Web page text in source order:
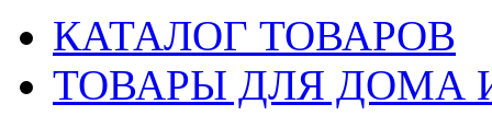
КАТАЛОГ ТОВАРОВ
ТОВАРЫ ДЛЯ ДОМА